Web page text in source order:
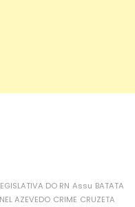
DO RN Assu BATATA
AZEVEDO CRIME CRUZETA